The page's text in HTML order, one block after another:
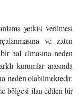
yetkisi verilmesi
ve zaten
hal almasına neden
kurumlar arasında
neden olabilmektedir.
bölgesi ilan edilen bir